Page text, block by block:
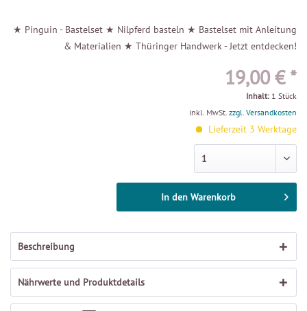
★ Pinguin - Bastelset ★ Nilpferd basteln ★ Bastelset mit Anleitung
& Materialien ★ Thüringer Handwerk - Jetzt entdecken!
19,00 € *
Inhalt: 1 Stück
inkl. MwSt. zzgl. Versandkosten
Lieferzeit 3 Werktage
In den Warenkorb
Beschreibung
Nährwerte und Produktdetails